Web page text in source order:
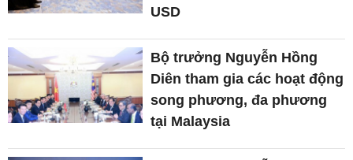
USD
Bộ trưởng Nguyễn Hồng
Diên tham gia các hoạt động
song phương, đa phương
tại Malaysia